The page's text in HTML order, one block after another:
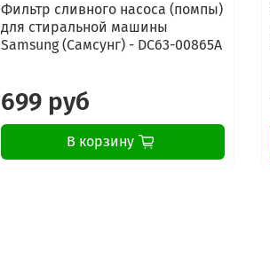
Фильтр сливного насоса (помпы)
для стиральной машины
Samsung (Самсунг) - DC63-00865A
699 руб
В корзину